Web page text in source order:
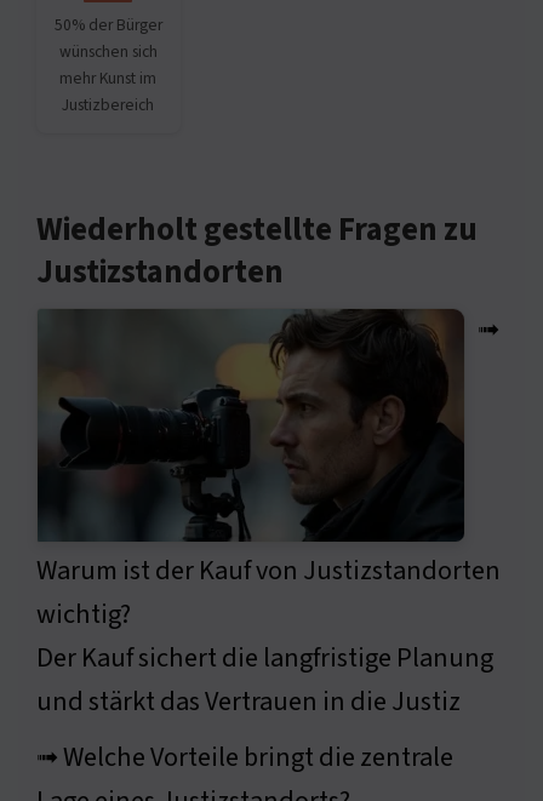
50% der Bürger
wünschen sich
mehr Kunst im
Justizbereich
Wiederholt gestellte Fragen zu
Justizstandorten
➟
Warum ist der Kauf von Justizstandorten
wichtig?
Der Kauf sichert die langfristige Planung
und stärkt das Vertrauen in die Justiz
➟ Welche Vorteile bringt die zentrale